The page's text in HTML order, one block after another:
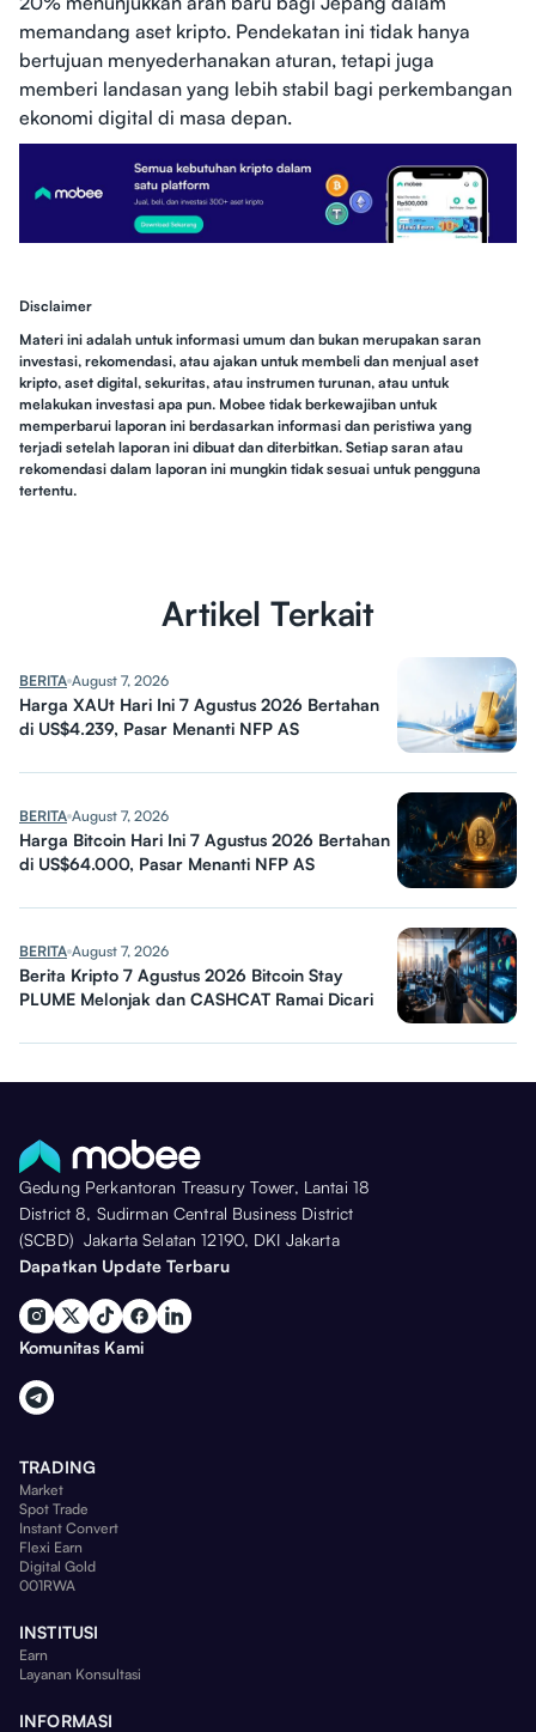
memandang aset kripto. Pendekatan ini tidak hanya
bertujuan menyederhanakan aturan, tetapi juga
memberi landasan yang lebih stabil bagi perkembangan
ekonomi digital di masa depan.
Disclaimer
Materi ini adalah untuk informasi umum dan bukan merupakan saran
investasi, rekomendasi, atau ajakan untuk membeli dan menjual aset
kripto, aset digital, sekuritas, atau instrumen turunan, atau untuk
melakukan investasi apa pun. Mobee tidak berkewajiban untuk
memperbarui laporan ini berdasarkan informasi dan peristiwa yang
terjadi setelah laporan ini dibuat dan diterbitkan. Setiap saran atau
rekomendasi dalam laporan ini mungkin tidak sesuai untuk pengguna
tertentu.
Artikel Terkait
BERITA August 7, 2026
Harga XAUt Hari Ini 7 Agustus 2026 Bertahan
di US$4.239, Pasar Menanti NFP AS
BERITA August 7, 2026
Harga Bitcoin Hari Ini 7 Agustus 2026 Bertahan
di US$64.000, Pasar Menanti NFP AS
BERITA August 7, 2026
Berita Kripto 7 Agustus 2026 Bitcoin Stay
PLUME Melonjak dan CASHCAT Ramai Dicari
Gedung Perkantoran Treasury Tower, Lantai 18
District 8, Sudirman Central Business District
(SCBD) Jakarta Selatan 12190, DKI Jakarta
Dapatkan Update Terbaru
Komunitas Kami
TRADING
Market
Spot Trade
Instant Convert
Flexi Earn
Digital Gold
001RWA
INSTITUSI
Earn
Layanan Konsultasi
INFORMASI